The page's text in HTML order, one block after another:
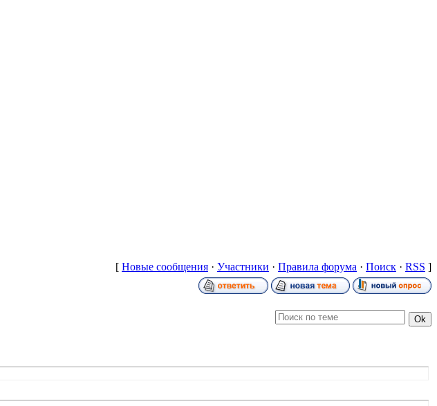
[ Новые сообщения · Участники · Правила форума · Поиск · RSS ]